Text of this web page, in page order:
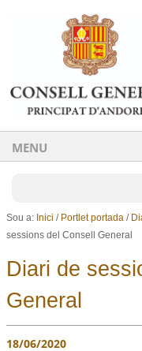
Ves al
Salta a la
MENU
Sou a: Inici / Portlet portada /
sessions del Consell General
Diari de
General
18/06/2020